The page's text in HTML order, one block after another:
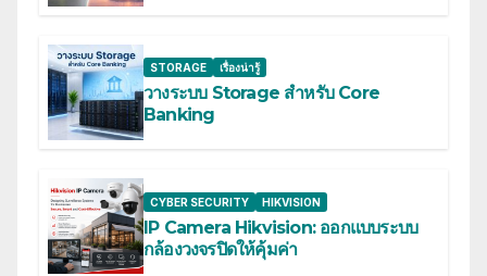
STORAGE เรื่องน่ารู้
วางระบบ Storage สำหรับ Core
Banking
CYBER SECURITY HIKVISION
IP Camera Hikvision: ออกแบบระบบ
กล้องวงจรปิดให้คุ้มค่า